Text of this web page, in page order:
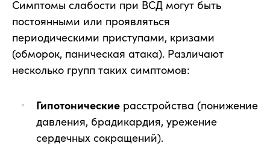
Симптомы слабости при ВСД могут быть
постоянными или проявляться
периодическими приступами, кризами
(обморок, паническая атака). Различают
несколько групп таких симптомов:
Гипотонические расстройства (понижение
давления, брадикардия, урежение
сердечных сокращений).